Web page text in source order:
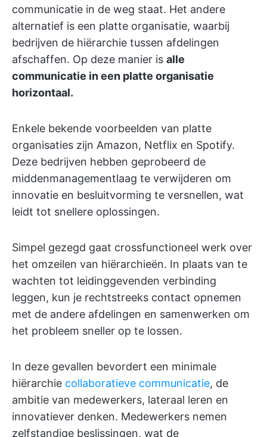
communicatie in de weg staat. Het andere
alternatief is een platte organisatie, waarbij
bedrijven de hiërarchie tussen afdelingen
afschaffen. Op deze manier is alle
communicatie in een platte organisatie
horizontaal.
Enkele bekende voorbeelden van platte
organisaties zijn Amazon, Netflix en Spotify.
Deze bedrijven hebben geprobeerd de
middenmanagementlaag te verwijderen om
innovatie en besluitvorming te versnellen, wat
leidt tot snellere oplossingen.
Simpel gezegd gaat crossfunctioneel werk over
het omzeilen van hiërarchieën. In plaats van te
wachten tot leidinggevenden verbinding
leggen, kun je rechtstreeks contact opnemen
met de andere afdelingen en samenwerken om
het probleem sneller op te lossen.
In deze gevallen bevordert een minimale
hiërarchie collaboratieve communicatie, de
ambitie van medewerkers, lateraal leren en
innovatiever denken. Medewerkers nemen
zelfstandige beslissingen, wat de